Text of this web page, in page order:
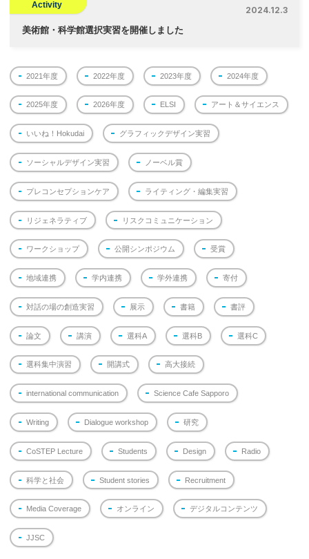
Activity
2024.12.3
美術館・科学館選択実習を開催しました
2021年度 2022年度 2023年度 2024年度
2025年度 2026年度 ELSI アート＆サイエンス
いいね！Hokudai グラフィックデザイン実習
ソーシャルデザイン実習 ノーベル賞
プレコンセプションケア ライティング・編集実習
リジェネラティブ リスクコミュニケーション
ワークショップ 公開シンポジウム 受賞
地域連携 学内連携 学外連携 寄付
対話の場の創造実習 展示 書籍 書評
論文 講演 選科A 選科B 選科C
選科集中演習 開講式 高大接続
international communication Science Cafe Sapporo
Writing Dialogue workshop 研究
CoSTEP Lecture Students Design Radio
科学と社会 Student stories Recruitment
Media Coverage オンライン デジタルコンテンツ
JJSC